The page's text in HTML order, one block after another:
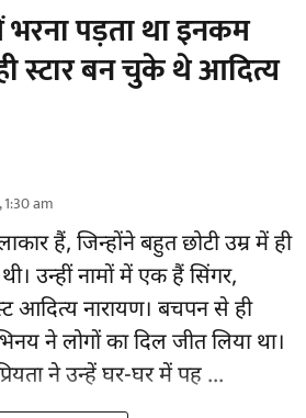
भरना पड़ता था इनकम
स्टार बन चुके थे आदित्य
am
हैं, जिन्होंने बहुत छोटी उम्र में ही
उन्हीं नामों में एक हैं सिंगर,
आदित्य नारायण। बचपन से ही
ने लोगों का दिल जीत लिया था।
ने उन्हें घर-घर में पह ...